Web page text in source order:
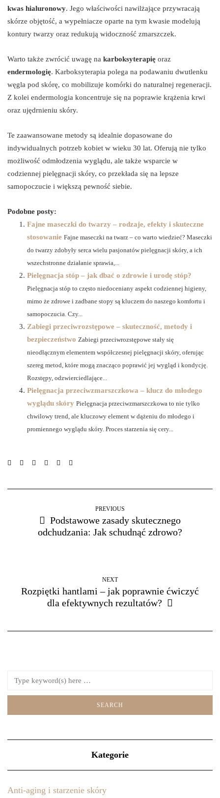
kwas hialuronowy. Jego właściwości nawilżające przywracają
skórze objętość, a wypełniacze oparte na tym kwasie modelują
kontury twarzy oraz redukują widoczność zmarszczek.
Warto także zwrócić uwagę na karboksyterapię oraz
endermologię. Karboksyterapia polega na podawaniu dwutlenku
węgla pod skórę, co mobilizuje komórki do naturalnej regeneracji.
Z kolei endermologia koncentruje się na poprawie krążenia krwi
oraz ujędrnieniu skóry.
Te zaawansowane metody są idealnie dopasowane do
indywidualnych potrzeb kobiet w wieku 30 lat. Oferują nie tylko
możliwość odmłodzenia wyglądu, ale także wsparcie w
codziennej pielęgnacji skóry, co przekłada się na lepsze
samopoczucie i większą pewność siebie.
Podobne posty:
Fajne maseczki do twarzy – rodzaje, efekty i skuteczne
stosowanie Fajne maseczki na twarz – co warto wiedzieć? Maseczki
do twarzy zdobyły serca wielu pasjonatów pielęgnacji skóry, a ich
wszechstronne działanie sprawia,...
Pielęgnacja stóp – jak dbać o zdrowie i urodę stóp?
Pielęgnacja stóp to często niedoceniany aspekt codziennej higieny,
mimo że zdrowe i zadbane stopy są kluczem do naszego komfortu i
samopoczucia. Czy...
Zabiegi przeciwrozstępowe – skuteczność, metody i
bezpieczeństwo Zabiegi przeciwrozstępowe stały się
nieodłącznym elementem współczesnej pielęgnacji skóry, oferując
szereg metod, które mogą znacząco poprawić jej wygląd i kondycję.
Rozstępy, odzwierciedlające...
Pielęgnacja przeciwzmarszczkowa – klucz do młodego
wyglądu skóry Pielęgnacja przeciwzmarszczkowa to nie tylko
chwilowy trend, ale kluczowy element w dążeniu do młodego i
promiennego wyglądu skóry. Proces starzenia się cery...
PREVIOUS
Podstawowe zasady skutecznego
odchudzania: Jak schudnąć zdrowo?
NEXT
Rozpiętki hantlami – jak poprawnie ćwiczyć
dla efektywnych rezultatów?
Kategorie
Anti-aging i starzenie skóry